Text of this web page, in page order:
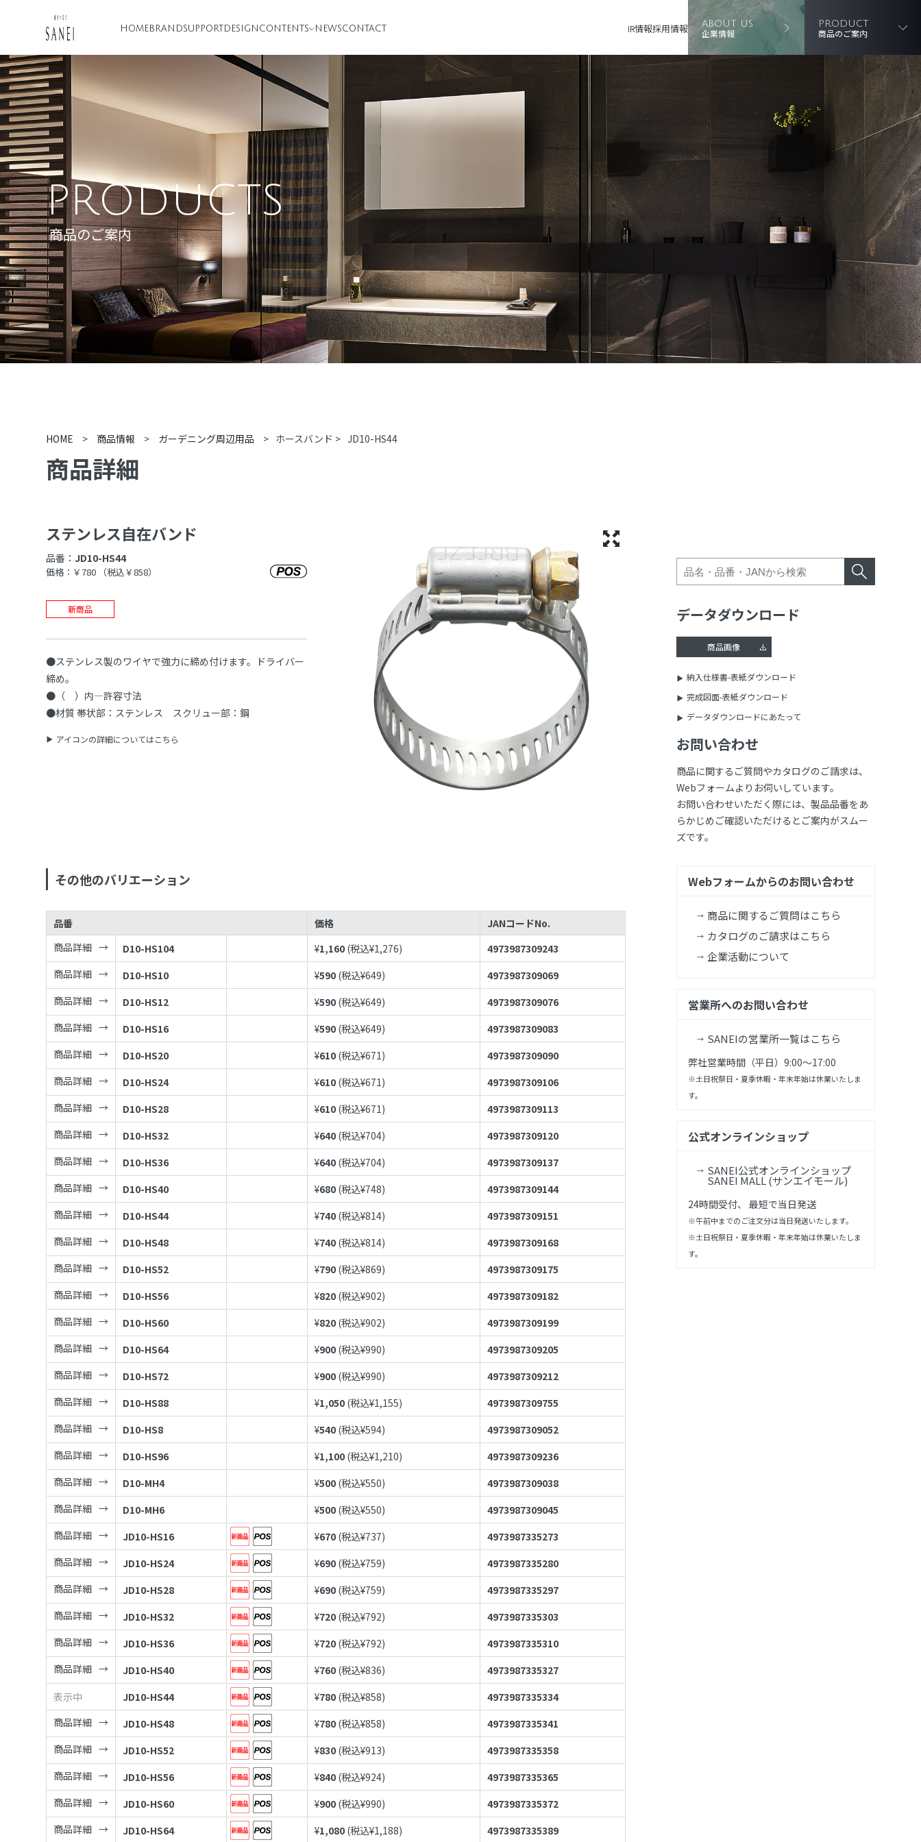
HOME BRANDSUPPORT DESIGN CONTENTS NEWSCONTACT IR情報採用情報 ABOUT US
企業情報
PRODUCT
商品のご案内
PRODUCTS
商品のご案内
HOME > 商品情報 > ガーデニング周辺用品 > ホースバンド > JD10-HS44
商品詳細
ステンレス自在バンド
品番： JD10-HS44
価格：￥780 （税込￥858）
新商品
●ステンレス製のワイヤで強力に締め付けます。ドライバー
締め。
●（ ）内—許容寸法
●材質 帯状部：ステンレス スクリュー部：鋼
アイコンの詳細についてはこちら
その他のバリエーション
品番 価格
JANコードNo.
商品詳細
D10-HS104 ¥1,160 (税込¥1,276)
4973987309243
商品詳細
D10-HS10 ¥590 (税込¥649)
4973987309069
商品詳細
D10-HS12 ¥590 (税込¥649)
4973987309076
商品詳細
D10-HS16 ¥590 (税込¥649)
4973987309083
商品詳細
D10-HS20 ¥610 (税込¥671)
4973987309090
商品詳細
D10-HS24 ¥610 (税込¥671)
4973987309106
商品詳細
D10-HS28 ¥610 (税込¥671)
4973987309113
商品詳細
D10-HS32 ¥640 (税込¥704)
4973987309120
商品詳細
D10-HS36 ¥640 (税込¥704)
4973987309137
商品詳細
D10-HS40 ¥680 (税込¥748)
4973987309144
商品詳細
D10-HS44 ¥740 (税込¥814)
4973987309151
商品詳細
D10-HS48 ¥740 (税込¥814)
4973987309168
商品詳細
D10-HS52 ¥790 (税込¥869)
4973987309175
商品詳細
D10-HS56 ¥820 (税込¥902)
4973987309182
商品詳細
D10-HS60 ¥820 (税込¥902)
4973987309199
商品詳細
D10-HS64 ¥900 (税込¥990)
4973987309205
商品詳細
D10-HS72 ¥900 (税込¥990)
4973987309212
商品詳細
D10-HS88 ¥1,050 (税込¥1,155)
4973987309755
商品詳細
D10-HS8 ¥540 (税込¥594)
4973987309052
商品詳細
D10-HS96 ¥1,100 (税込¥1,210)
4973987309236
商品詳細
D10-MH4 ¥500 (税込¥550)
4973987309038
商品詳細
D10-MH6 ¥500 (税込¥550)
4973987309045
商品詳細
JD10-HS16 ¥670 (税込¥737)
4973987335273
商品詳細
JD10-HS24 ¥690 (税込¥759)
4973987335280
商品詳細
JD10-HS28 ¥690 (税込¥759)
4973987335297
商品詳細
JD10-HS32 ¥720 (税込¥792)
4973987335303
商品詳細
JD10-HS36 ¥720 (税込¥792)
4973987335310
商品詳細
JD10-HS40 ¥760 (税込¥836)
4973987335327
表示中
JD10-HS44 ¥780 (税込¥858)
4973987335334
商品詳細
JD10-HS48 ¥780 (税込¥858)
4973987335341
商品詳細
JD10-HS52 ¥830 (税込¥913)
4973987335358
商品詳細
JD10-HS56 ¥840 (税込¥924)
4973987335365
商品詳細
JD10-HS60 ¥900 (税込¥990)
4973987335372
商品詳細
JD10-HS64 ¥1,080 (税込¥1,188) 4973987335389
データダウンロード
商品画像
納入仕様書-表紙ダウンロード
完成図面-表紙ダウンロード
データダウンロードにあたって
お問い合わせ
商品に関するご質問やカタログのご請求は、
Webフォームよりお伺いしています。
お問い合わせいただく際には、製品品番をあ
らかじめご確認いただけるとご案内がスムー
ズです。
Webフォームからのお問い合わせ
商品に関するご質問はこちら
カタログのご請求はこちら
企業活動について
営業所へのお問い合わせ
SANEIの営業所一覧はこちら
弊社営業時間（平日）9:00～17:00
※土日祝祭日・夏季休暇・年末年始は休業いたしま
す。
公式オンラインショップ
SANEI公式オンラインショップ
SANEI MALL (サンエイモール)
24時間受付、 最短で当日発送
※午前中までのご注文分は当日発送いたします。
※土日祝祭日・夏季休暇・年末年始は休業いたしま
す。